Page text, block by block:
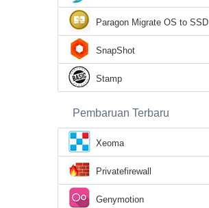
Paragon Migrate OS to SSD
SnapShot
Stamp
Pembaruan Terbaru
Xeoma
Privatefirewall
Genymotion